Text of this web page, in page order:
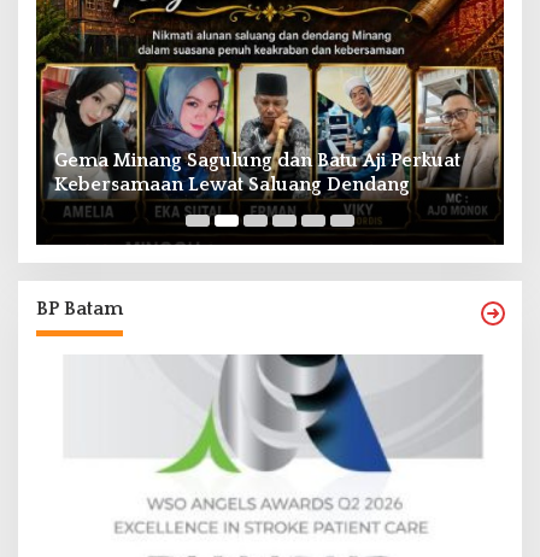
Gema Minang Sagulung dan Batu Aji Perkuat
Kebersamaan Lewat Saluang Dendang
BP Batam